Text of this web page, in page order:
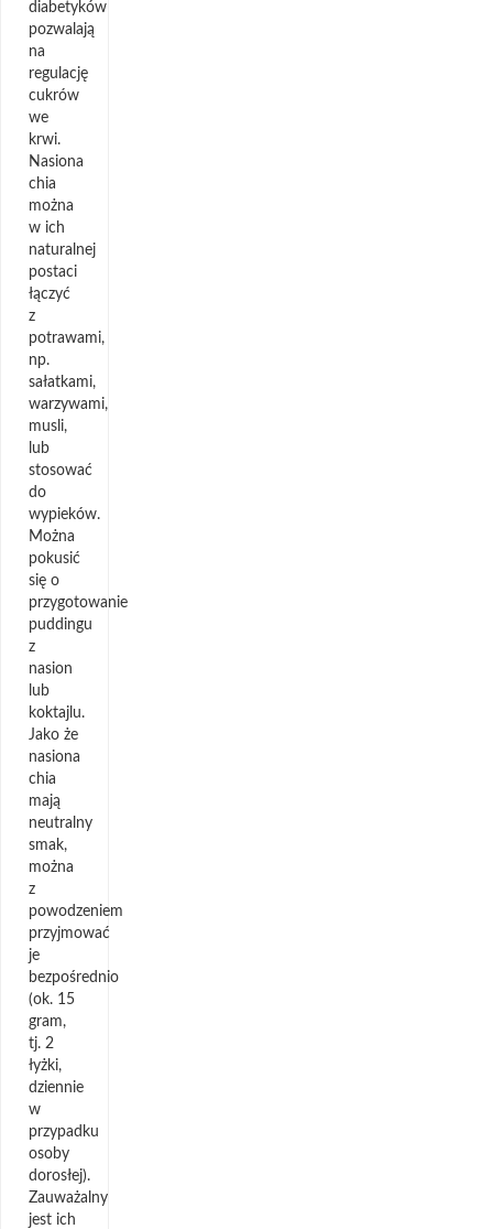
diabetyków
pozwalają
na
regulację
cukrów
we
krwi.
Nasiona
chia
można
w ich
naturalnej
postaci
łączyć
z
potrawami,
np.
sałatkami,
warzywami,
musli,
lub
stosować
do
wypieków.
Można
pokusić
się o
przygotowanie
puddingu
z
nasion
lub
koktajlu.
Jako że
nasiona
chia
mają
neutralny
smak,
można
z
powodzeniem
przyjmować
je
bezpośrednio
(ok. 15
gram,
tj. 2
łyżki,
dziennie
w
przypadku
osoby
dorosłej).
Zauważalny
jest ich